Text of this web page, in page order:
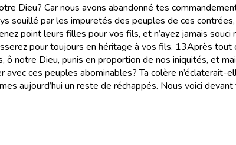
Dieu? Car nous avons abandonné tes
par les impuretés des peuples de ces contrées,
point leurs filles pour vos fils, et n’ayez jamais
pour toujours en héritage à vos fils. 13Après tout
notre Dieu, punis en proportion de nos iniquités, et
ces peuples abominables? Ta colère n’éclaterait-
aujourd’hui un reste de réchappés. Nous voici